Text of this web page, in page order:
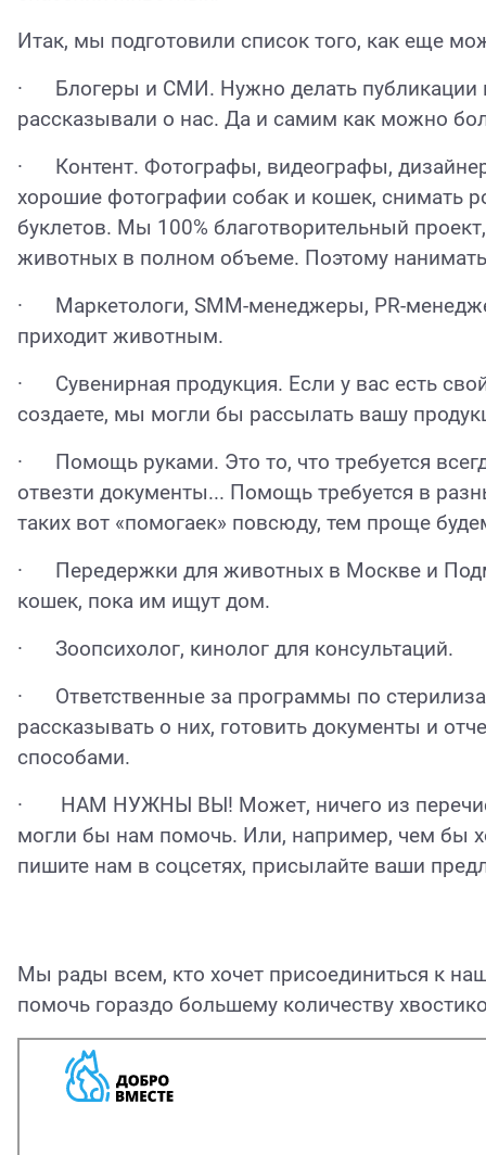
Итак, мы подготовили список того, как еще
·
Блогеры и СМИ. Нужно делать
рассказывали о нас. Да и самим как можно
·
Контент. Фотографы, видеографы,
хорошие фотографии собак и кошек, снимать
буклетов. Мы 100% благотворительный
животных в полном объеме. Поэтому
·
Маркетологи, SMM-менеджеры, PR-
приходит животным.
· Сувенирная продукция. Если у вас есть
создаете, мы могли бы рассылать вашу
·
Помощь руками. Это то, что требуется
отвезти документы... Помощь требуется в
таких вот «помогаек» повсюду, тем проще
·
Передержки для животных в Москве и
кошек, пока им ищут дом.
· Зоопсихолог, кинолог для консультаций.
· Ответственные за программы по
рассказывать о них, готовить документы и
способами.
·
НАМ НУЖНЫ ВЫ! Может, ничего из
могли бы нам помочь. Или, например, чем бы
пишите нам в соцсетях, присылайте ваши
Мы рады всем, кто хочет присоединиться к
помочь гораздо большему количеству